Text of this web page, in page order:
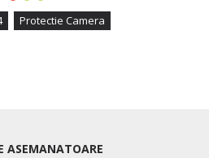
Protectie Camera
ASEMANATOARE